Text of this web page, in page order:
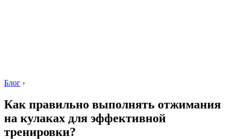
Блог ›
Как правильно выполнять отжимания
на кулаках для эффективной
тренировки?